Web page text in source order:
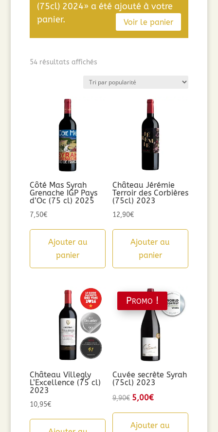
(75cl) 2024» a été ajouté à votre
panier.
Voir le panier
54 résultats affichésTrié
popularité
Côté Mas Syrah
Grenache IGP Pays
d’Oc (75 cl) 2025
7,50€
Ajouter au
panier
Château Jérémie
Terroir des Corbières
(75cl) 2023
12,90€
Ajouter au
panier
Château Villegly
L’Excellence (75 cl)
2023
10,95€
Promo !
Cuvée secrète Syrah
(75cl) 2023
9,90€ Le
initial
5,00€Le
actuel
Ajouter au